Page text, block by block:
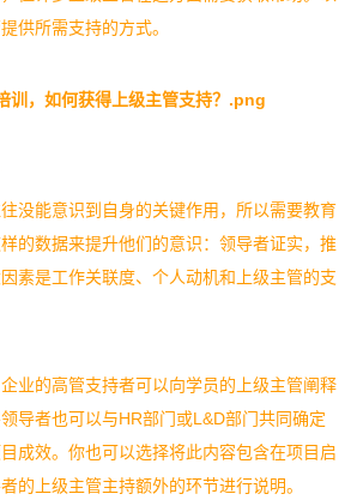
供所需支持的方式。
没能意识到自身的关键作用，所以需要教育
的数据来提升他们的意识：领导者证实，推
素是工作关联度、个人动机和上级主管的支
业的高管支持者可以向学员的上级主管阐释
导者也可以与HR部门或L&D部门共同确定
成效。你也可以选择将此内容包含在项目启
的上级主管主持额外的环节进行说明。